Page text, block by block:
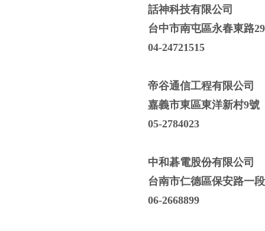
話神科技有限公司
台中市南屯區永春東路
04-24721515
帝谷通信工程有限公司
嘉義市東區東洋新村9號
05-2784023
中和碁電股份有限公司
台南市仁德區保安路一
06-2668899